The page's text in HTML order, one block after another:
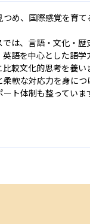
つめ、国際感覚を育て
では、言語・文化・
英語を中心とした語
比較文化的思考を養
軟な対応力を身に
ト体制も整ってい